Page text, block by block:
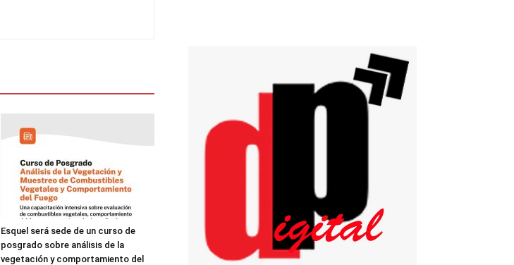
Esquel será sede de un curso de
posgrado sobre análisis de la
vegetación y comportamiento del